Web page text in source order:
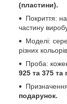
(пластини).
Покриття:
частину
Моделі:
різних кольорів.
Проба:
925 та 375 та
подарунок.